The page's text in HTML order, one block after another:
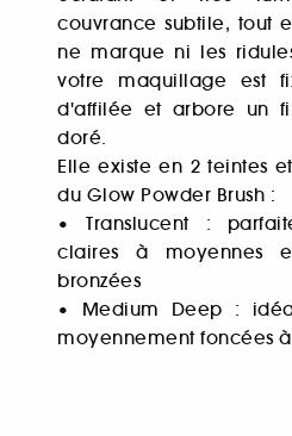
couvrance subtile, tout
ne marque ni les
votre maquillage est
d'affilée et arbore un
doré.
Elle existe en 2 teintes
du Glow Powder Brush :
• Translucent :
claires à moyennes
bronzées
• Medium Deep :
moyennement foncées